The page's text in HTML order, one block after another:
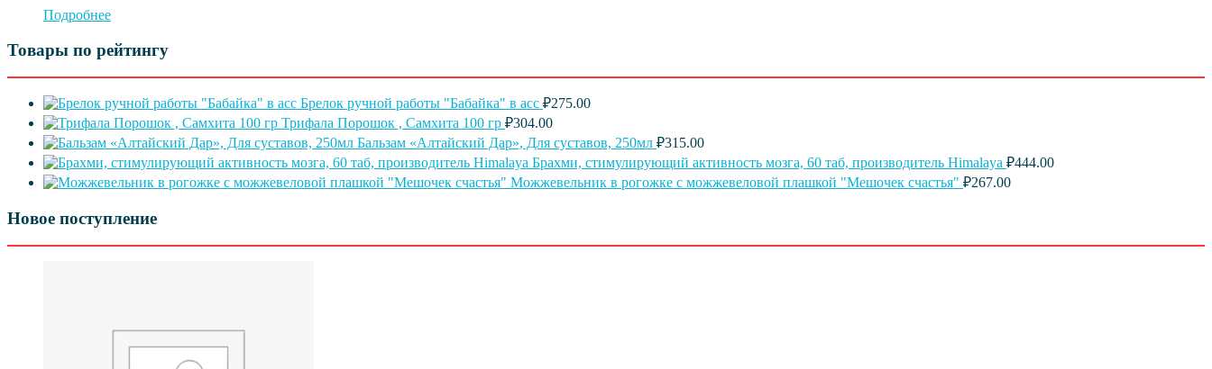
Подробнее
Товары по рейтингу
Брелок ручной работы "Бабайка" в асс ₽275.00
Трифала Порошок , Самхита 100 гр ₽304.00
Бальзам «Алтайский Дар», Для суставов, 250мл ₽315.00
Брахми, стимулирующий активность мозга, 60 таб, производитель Himalaya ₽444.00
Можжевельник в рогожке с можжевеловой плашкой "Мешочек счастья" ₽267.00
Новое поступление